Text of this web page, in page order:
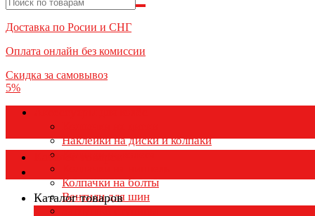
Доставка по Росии и СНГ
Оплата онлайн без комиссии
Скидка за самовывоз
5%
Наклейки на диски и колпаки
Колпаки на колеса
Колпачки на болты
Вентили для шин
Каталог товаров
Каталог товаров